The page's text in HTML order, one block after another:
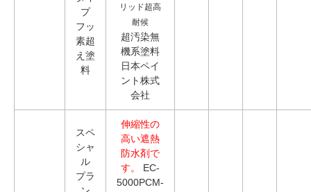
プ
フッ
素超
え塗
料
リッド超高
耐候
超汚染無
機系塗料
日本ペイ
ント株式
会社
スペ
シャ
ル
プラ
伸縮性の
高い遮熱
防水剤で
す。
EC-
5000PCM-